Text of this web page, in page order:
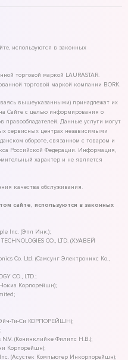
используются в законных
торговой маркой LAURASTAR.
торговой маркой компании BORK.
вышеуказанными) принадлежат их
Сайте с целью информирования о
правообладателей. Данные услуги могут
сервисных центрах независимыми
обороте, связанном с товаром и
Российской Федерации. Информация,
характер и не является
качества обслуживания.
сайте, используются в законных
Inc. (Эпл Инк.);
CO., LTD. (ХУАВЕЙ
Co. Ltd. (Самсунг Электроникс Ко.,
CO., LTD.;
Корпорейшн);
(Эйч-Ти-Си КОРПОРЕЙШН);
(Конинклийке Филипс Н.В.);
Корпорейшн);
Inc. (Асустек Компьютер Инкорпорейшн);